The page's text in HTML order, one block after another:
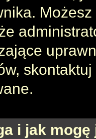
i jak mogę